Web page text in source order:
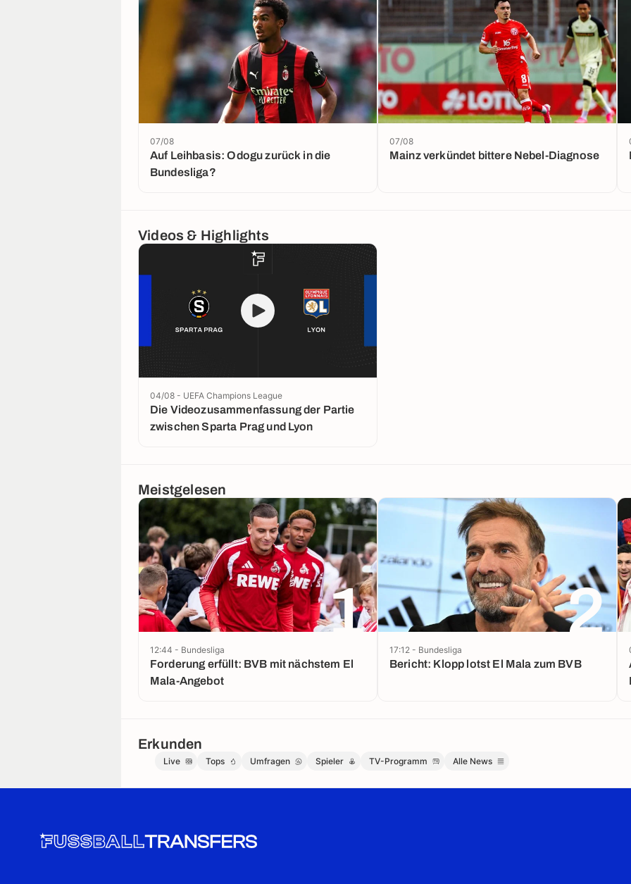
Auf Leihbasis: Odogu zurück in die
Bundesliga?
07/08
Mainz verkündet bittere Nebel-Diagnose
07/08
Videos & Highlights
Die Videozusammenfassung der Partie
zwischen Sparta Prag und Lyon
04/08 - UEFA Champions League
Meistgelesen
1
Forderung erfüllt: BVB mit nächstem El
Mala-Angebot
12:44 - Bundesliga
2
Bericht: Klopp lotst El Mala zum BVB
17:12 - Bundesliga
Erkunden
Live Tops Umfragen Spieler TV-Programm Alle News